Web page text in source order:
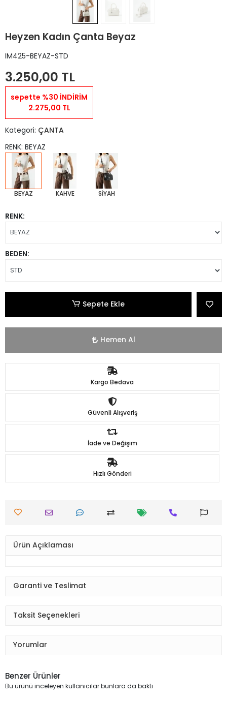
Heyzen Kadın Çanta Beyaz
IM425-BEYAZ-STD
3.250,00 TL
sepette %30 İNDİRİM
2.275,00 TL
Kategori: ÇANTA
RENK: BEYAZ
BEYAZ KAHVE SİYAH
RENK:
BEDEN:
Sepete Ekle
Hemen Al
Kargo Bedava
Güvenli Alışveriş
İade ve Değişim
Hızlı Gönderi
Ürün Açıklaması
Garanti ve Teslimat
Taksit Seçenekleri
Yorumlar
Benzer Ürünler
Bu ürünü inceleyen kullanıcılar bunlara da baktı